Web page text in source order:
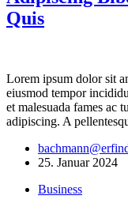
Quis
Lorem ipsum dolor sit
eiusmod tempor
et malesuada fames ac
adipiscing. A
25. Januar 2024
Business